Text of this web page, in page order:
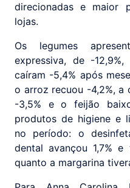
direcionadas e maior
lojas.
Os legumes
expressiva, de -
caíram -5,4% após
o arroz recuou -4,2%, a
-3,5% e o feijão
produtos de higiene e
no período: o
dental avançou 1,7%
quanto a margarina